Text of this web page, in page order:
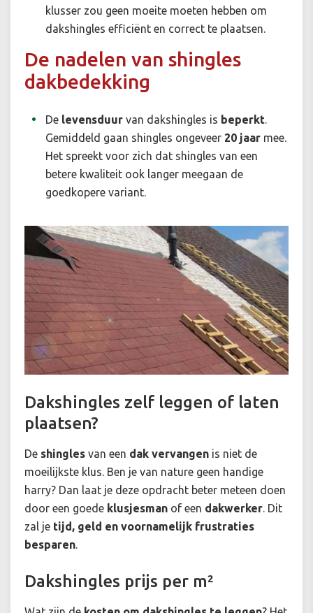
klusser zou geen moeite moeten hebben om
dakshingles efficiënt en correct te plaatsen.
De nadelen van shingles
dakbedekking
De levensduur van dakshingles is beperkt.
Gemiddeld gaan shingles ongeveer 20 jaar mee.
Het spreekt voor zich dat shingles van een
betere kwaliteit ook langer meegaan de
goedkopere variant.
Dakshingles zelf leggen of laten
plaatsen?
De shingles van een dak vervangen is niet de
moeilijkste klus. Ben je van nature geen handige
harry? Dan laat je deze opdracht beter meteen doen
door een goede klusjesman of een dakwerker. Dit
zal je tijd, geld en voornamelijk frustraties
besparen.
Dakshingles prijs per m²